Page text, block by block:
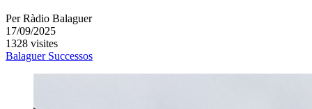
Per Ràdio Balaguer
17/09/2025
1328 visites
Balaguer Successos